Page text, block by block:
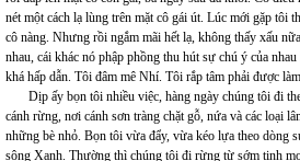
nét một cách lạ lùng trên mặt cô gái út. Lúc mới gặp tôi
cô nàng. Nhưng rồi ngắm mãi hết lạ, không thấy xấu
nhau, cái khác nó phập phồng thu hút sự chú ý của
khá hấp dẫn. Tôi đâm mê Nhí. Tôi rắp tâm phải được
Dịp ấy bọn tôi nhiều việc, hàng ngày chúng tôi đi
cánh rừng, nơi cánh sơn tràng chặt gỗ, nứa và các loại
những bè nhỏ. Bọn tôi vừa đẩy, vừa kéo lựa theo dòng
sông Xanh. Thường thì chúng tôi đi rừng từ sớm tinh